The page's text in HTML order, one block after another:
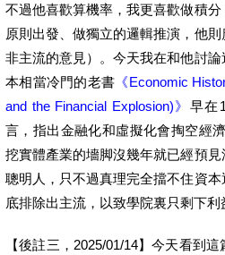
不過他喜歡算機率，我更喜歡做積
原則出發、做獨立的邏輯推演，他
非主流的意見）。今天我在和他討
本相當冷門的老書 《Economic
and the Financial Explosion)》 早在
言，指出金融化和虛擬化會掏空經
挖實體產業的墻脚沒幾年就已經預
聰明人，只不過真理完全擋不住資
底排除出主流，以致學院裏只剩下利
【後註三，2025/01/14】今天看到